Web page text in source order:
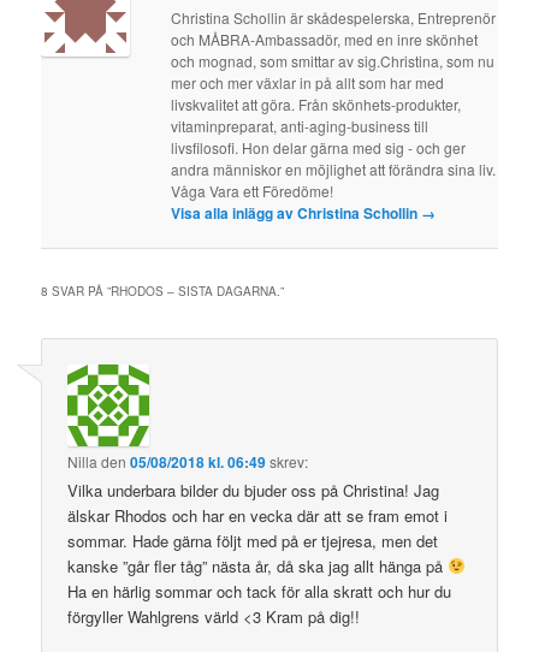
Christina Schollin är skådespelerska, Entreprenör
och MÅBRA-Ambassadör, med en inre skönhet
och mognad, som smittar av sig.Christina, som nu
mer och mer växlar in på allt som har med
livskvalitet att göra. Från skönhets-produkter,
vitaminpreparat, anti-aging-business till
livsfilosofi. Hon delar gärna med sig - och ger
andra människor en möjlighet att förändra sina liv.
Våga Vara ett Föredöme!
Visa alla inlägg av Christina Schollin →
8 SVAR PÅ ”RHODOS – SISTA DAGARNA.”
Nilla den05/08/2018 kl. 06:49skrev:
Vilka underbara bilder du bjuder oss på Christina! Jag
älskar Rhodos och har en vecka där att se fram emot i
sommar. Hade gärna följt med på er tjejresa, men det
kanske ”går fler tåg” nästa år, då ska jag allt hänga på
Ha en härlig sommar och tack för alla skratt och hur du
förgyller Wahlgrens värld <3 Kram på dig!!